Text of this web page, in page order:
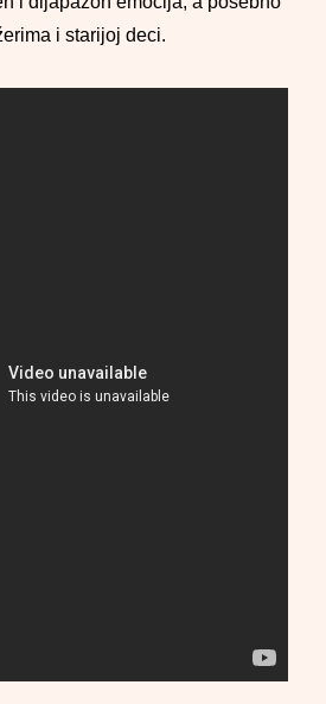
i starijoj deci.